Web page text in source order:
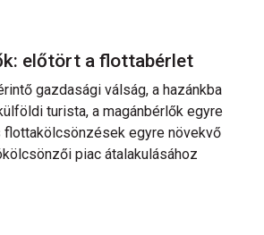
előtört a flottabérlet
gazdasági válság, a hazánkba
turista, a magánbérlők egyre
egyre növekvő
piac átalakulásához